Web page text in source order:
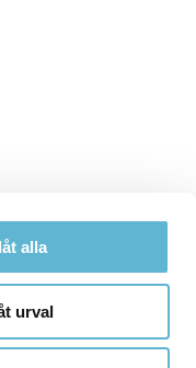
alla
urval